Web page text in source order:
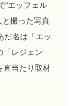
“エッフェル
と撮った写真
だ名は「エッ
「レジェン
直当たり取材